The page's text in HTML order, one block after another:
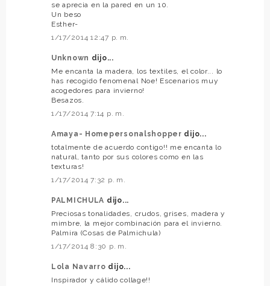
se aprecia en la pared en un 10.
Un beso
Esther-
1/17/2014 12:47 p. m.
Unknown dijo...
Me encanta la madera, los textiles, el color... lo
has recogido fenomenal Noe! Escenarios muy
acogedores para invierno!
Besazos.
1/17/2014 7:14 p. m.
Amaya- Homepersonalshopper dijo...
totalmente de acuerdo contigo!! me encanta lo
natural, tanto por sus colores como en las
texturas!
1/17/2014 7:32 p. m.
PALMICHULA dijo...
Preciosas tonalidades, crudos, grises, madera y
mimbre, la mejor combinación para el invierno.
Palmira (Cosas de Palmichula)
1/17/2014 8:30 p. m.
Lola Navarro dijo...
Inspirador y cálido collage!!